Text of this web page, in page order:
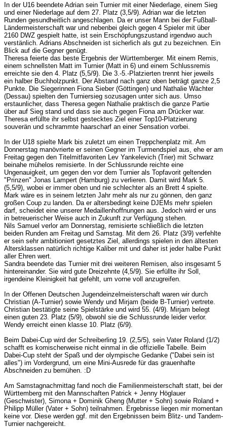
In der U16 beendete Adrian sein Turnier mit einer Niederlage, einem Sieg
und einer Niederlage auf dem 27. Platz (3,5/9). Adrian war die letzten
Runden gesundheitlich angeschlagen. Da er unser Mann bei der Fußball-
Ländermeisterschaft war und nebenbei gleich gegen 4 Spieler mit über
2160 DWZ gespielt hatte, ist sein Erschöpfungszustand irgendwo auch
verstänlich. Adrians Abschneiden ist sicherlich als gut zu bezeichnen. Ein
Blick auf die Gegner genügt.
Theresa feierte das beste Ergebnis der Württemberger. Mit einem Remis,
einem schnellsten Matt im Turnier (Matt in 6) und einem Schlussremis
erreichte sie den 4. Platz (5,5/9). Die 3.-5.-Platzierten trennt hier jeweils
ein halber Buchholzpunkt. Der Abstand nach ganz oben beträgt ganze 2,5
Punkte. Die Siegerinnen Fiona Sieber (Göttingen) und Nathalie Wächter
(Dessau) spielten den Turniersieg sozusagen unter sich aus. Umso
erstaunlicher, dass Theresa gegen Nathalie praktisch die ganze Partie
über auf Sieg stand und dass sie auch gegen Fiona am Drücker war.
Theresa erfüllte ihr selbst gestecktes Ziel einer Top10-Platzierung
souverän und schrammte haarscharf an einer Sensation vorbei.
In der U18 spielte Mark bis zuletzt um einen Treppchenplatz mit. Am
Donnerstag manövrierte er seinen Gegner im Turmendspiel aus, ehe er am
Freitag gegen den Titelmitfavoriten Lev Yankelevich (Trier) mit Schwarz
beinahe mühelos remisierte. In der Schlussrunde reichte eine
Ungenauigkeit, um gegen den vor dem Turnier als Topfavorit geltenden
"Prinzen" Jonas Lampert (Hamburg) zu verlieren. Damit wird Mark 5.
(5,5/9), wobei er immer oben und nie schlechter als an Brett 4 spielte.
Mark wäre es in seinem letzten Jahr mehr als nur zu gönnen, den ganz
großen Coup zu landen. Da er altersbedingt keine DJEMs mehr spielen
darf, scheidet eine unserer Medaillenhoffnungen aus. Jedoch wird er uns
in betreuerischer Weise auch in Zukunft zur Verfügung stehen.
Nils Samuel verlor am Donnerstag, remisierte schließlich die letzten
beiden Runden am Freitag und Samstag. Mit dem 26. Platz (3/9) verfehlte
er sein sehr ambitioniert gesetztes Ziel, allerdings spielen in den ältesten
Altersklassen natürlich richtige Kaliber mit und daher ist jeder halbe Punkt
aller Ehren wert.
Sandra beendete das Turnier mit drei weiteren Remisen, also insgesamt 5
hintereinander. Sie wird gute Dreizehnte (4,5/9). Sie erfüllte ihr Soll,
irgendeine Kleinigkeit hat gefehlt, um vorne voll anzugreifen.
In der Offenen Deutschen Jugendeinzelmeisterschaft waren wir durch
Christian (A-Turnier) sowie Wendy und Mirjam (beide B-Turnier) vertrete.
Christian bestätigte seine Spielstärke und wird 55. (4/9). Mirjam belegt
einen guten 23. Platz (5/9), obwohl sie die Schlussrunde leider verlor.
Wendy erreicht einen klasse 10. Platz (6/9).
Beim Dabei-Cup wird der Schreiberling 19. (2,5/5), sein Vater Roland (1/2)
schafft es komischerweise nicht einmal in die offizielle Tabelle. Beim
Dabei-Cup steht der Spaß und der olympische Gedanke ("Dabei sein ist
alles") im Vordergrund, um eine Mini-Ausrede für das grauenhafte
Abschneiden zu bemühen. :D
Am Samstagnachmittag fand noch die Familienmeisterschaft statt, bei der
Württemberg mit den Mannschaften Patrick + Jenny Höglauer
(Geschwister), Simona + Dominik Gheng (Mutter + Sohn) sowie Roland +
Philipp Müller (Vater + Sohn) teilnahmen. Ergebnisse liegen mir momentan
keine vor. Diese werden ggf. mit den Ergebnissen beim Blitz- und Tandem-
Turnier nachgereicht.